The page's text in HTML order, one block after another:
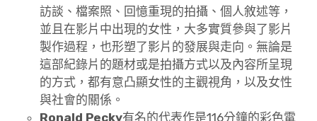
訪談、檔案照、回憶重現的拍攝、個人敘述等，
並且在影片中出現的女性，大多實質參與了影片
製作過程，也形塑了影片的發展與走向。無論是
這部紀錄片的題材或是拍攝方式以及內容所呈現
的方式，都有意凸顯女性的主觀視角，以及女性
與社會的關係。
Ronald Pecky有名的代表作是116分鐘的彩色電